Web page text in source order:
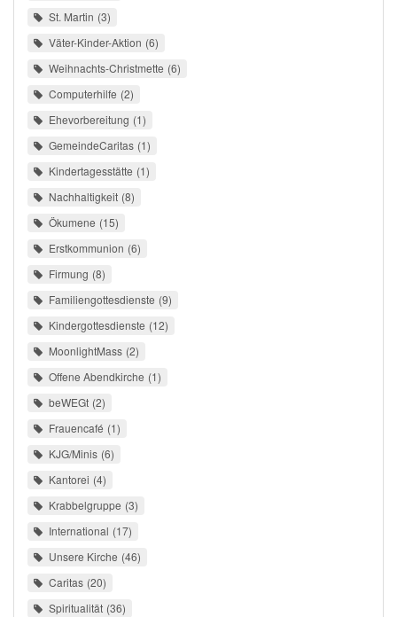
St. Martin 3
Väter-Kinder-Aktion 6
Weihnachts-Christmette 6
Computerhilfe 2
Ehevorbereitung 1
GemeindeCaritas 1
Kindertagesstätte 1
Nachhaltigkeit 8
Ökumene 15
Erstkommunion 6
Firmung 8
Familiengottesdienste 9
Kindergottesdienste 12
MoonlightMass 2
Offene Abendkirche 1
beWEGt 2
Frauencafé 1
KJG/Minis 6
Kantorei 4
Krabbelgruppe 3
International 17
Unsere Kirche 46
Caritas 20
Spiritualität 36